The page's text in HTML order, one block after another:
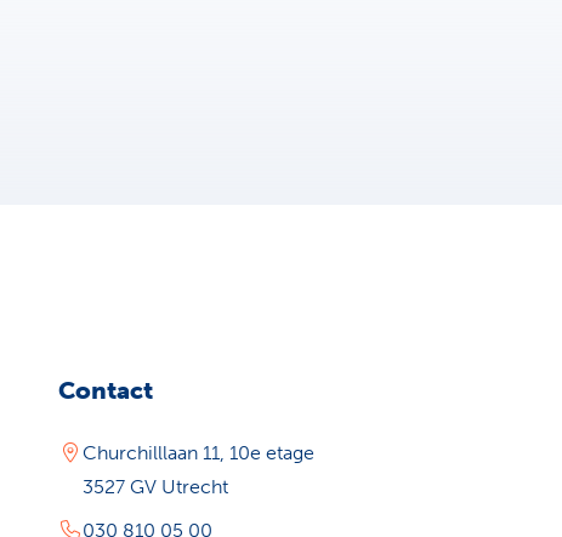
Contact
Churchilllaan 11, 10e etage
3527 GV Utrecht
030 810 05 00